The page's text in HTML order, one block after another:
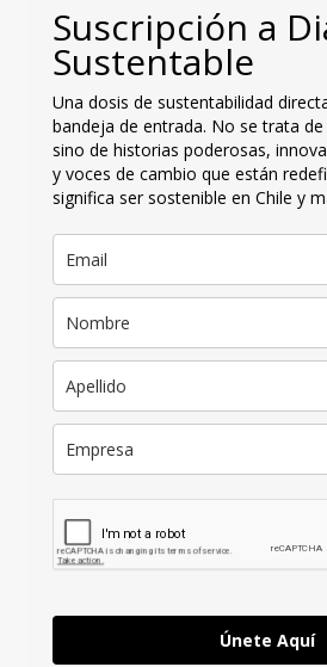
Suscripción a
Sustentable
Una dosis de sustentabilidad
bandeja de entrada. No se trata
sino de historias poderosas,
y voces de cambio que están
significa ser sostenible en Chile y
Únete Aquí